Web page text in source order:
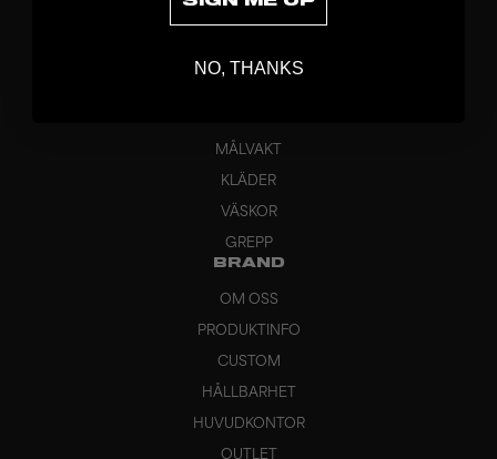
MÅLVAKT
KLÄDER
VÄSKOR
GREPP
BRAND
OM OSS
PRODUKTINFO
CUSTOM
HÅLLBARHET
HUVUDKONTOR
OUTLET
NO, THANKS